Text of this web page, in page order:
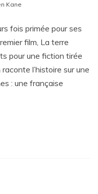
Kane
fois primée pour ses
film, La terre
pour une fiction tirée
l’histoire sur une
: une française